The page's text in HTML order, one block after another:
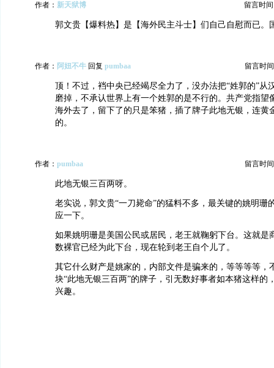
作者： 新天狱博 留言时间
郭文贵【爆料热】是【海外民主斗士】们自己自慰而已。
作者： 阿妞不牛 回复 pumbaa 留言时
顶！不过，裆中央已经竭尽全力了，没办法把“姓郭的”从
磨掉，不承认世界上有一个姓郭的是不行的。共产党指望
海外去了，留下了的只是笨猪，插了牌子此地无银，连黄
的。
作者： pumbaa 留言时
此地无银三百两呀。
老实说，郭文贵“一刀毙命”的猛料不多，最关键的姚明珊
应一下。
如果姚明珊是美国公民或居民，老王就鞠躬下台。这就是
数裸官已经为此下台，现在轮到老王自个儿了。
其它什么财产是姚家的，内部文件是骗来的，等等等等，
块“此地无银三百两”的牌子，引无数好事者如本猪这样的
兴趣。